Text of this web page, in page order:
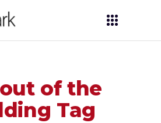
of the
Tag